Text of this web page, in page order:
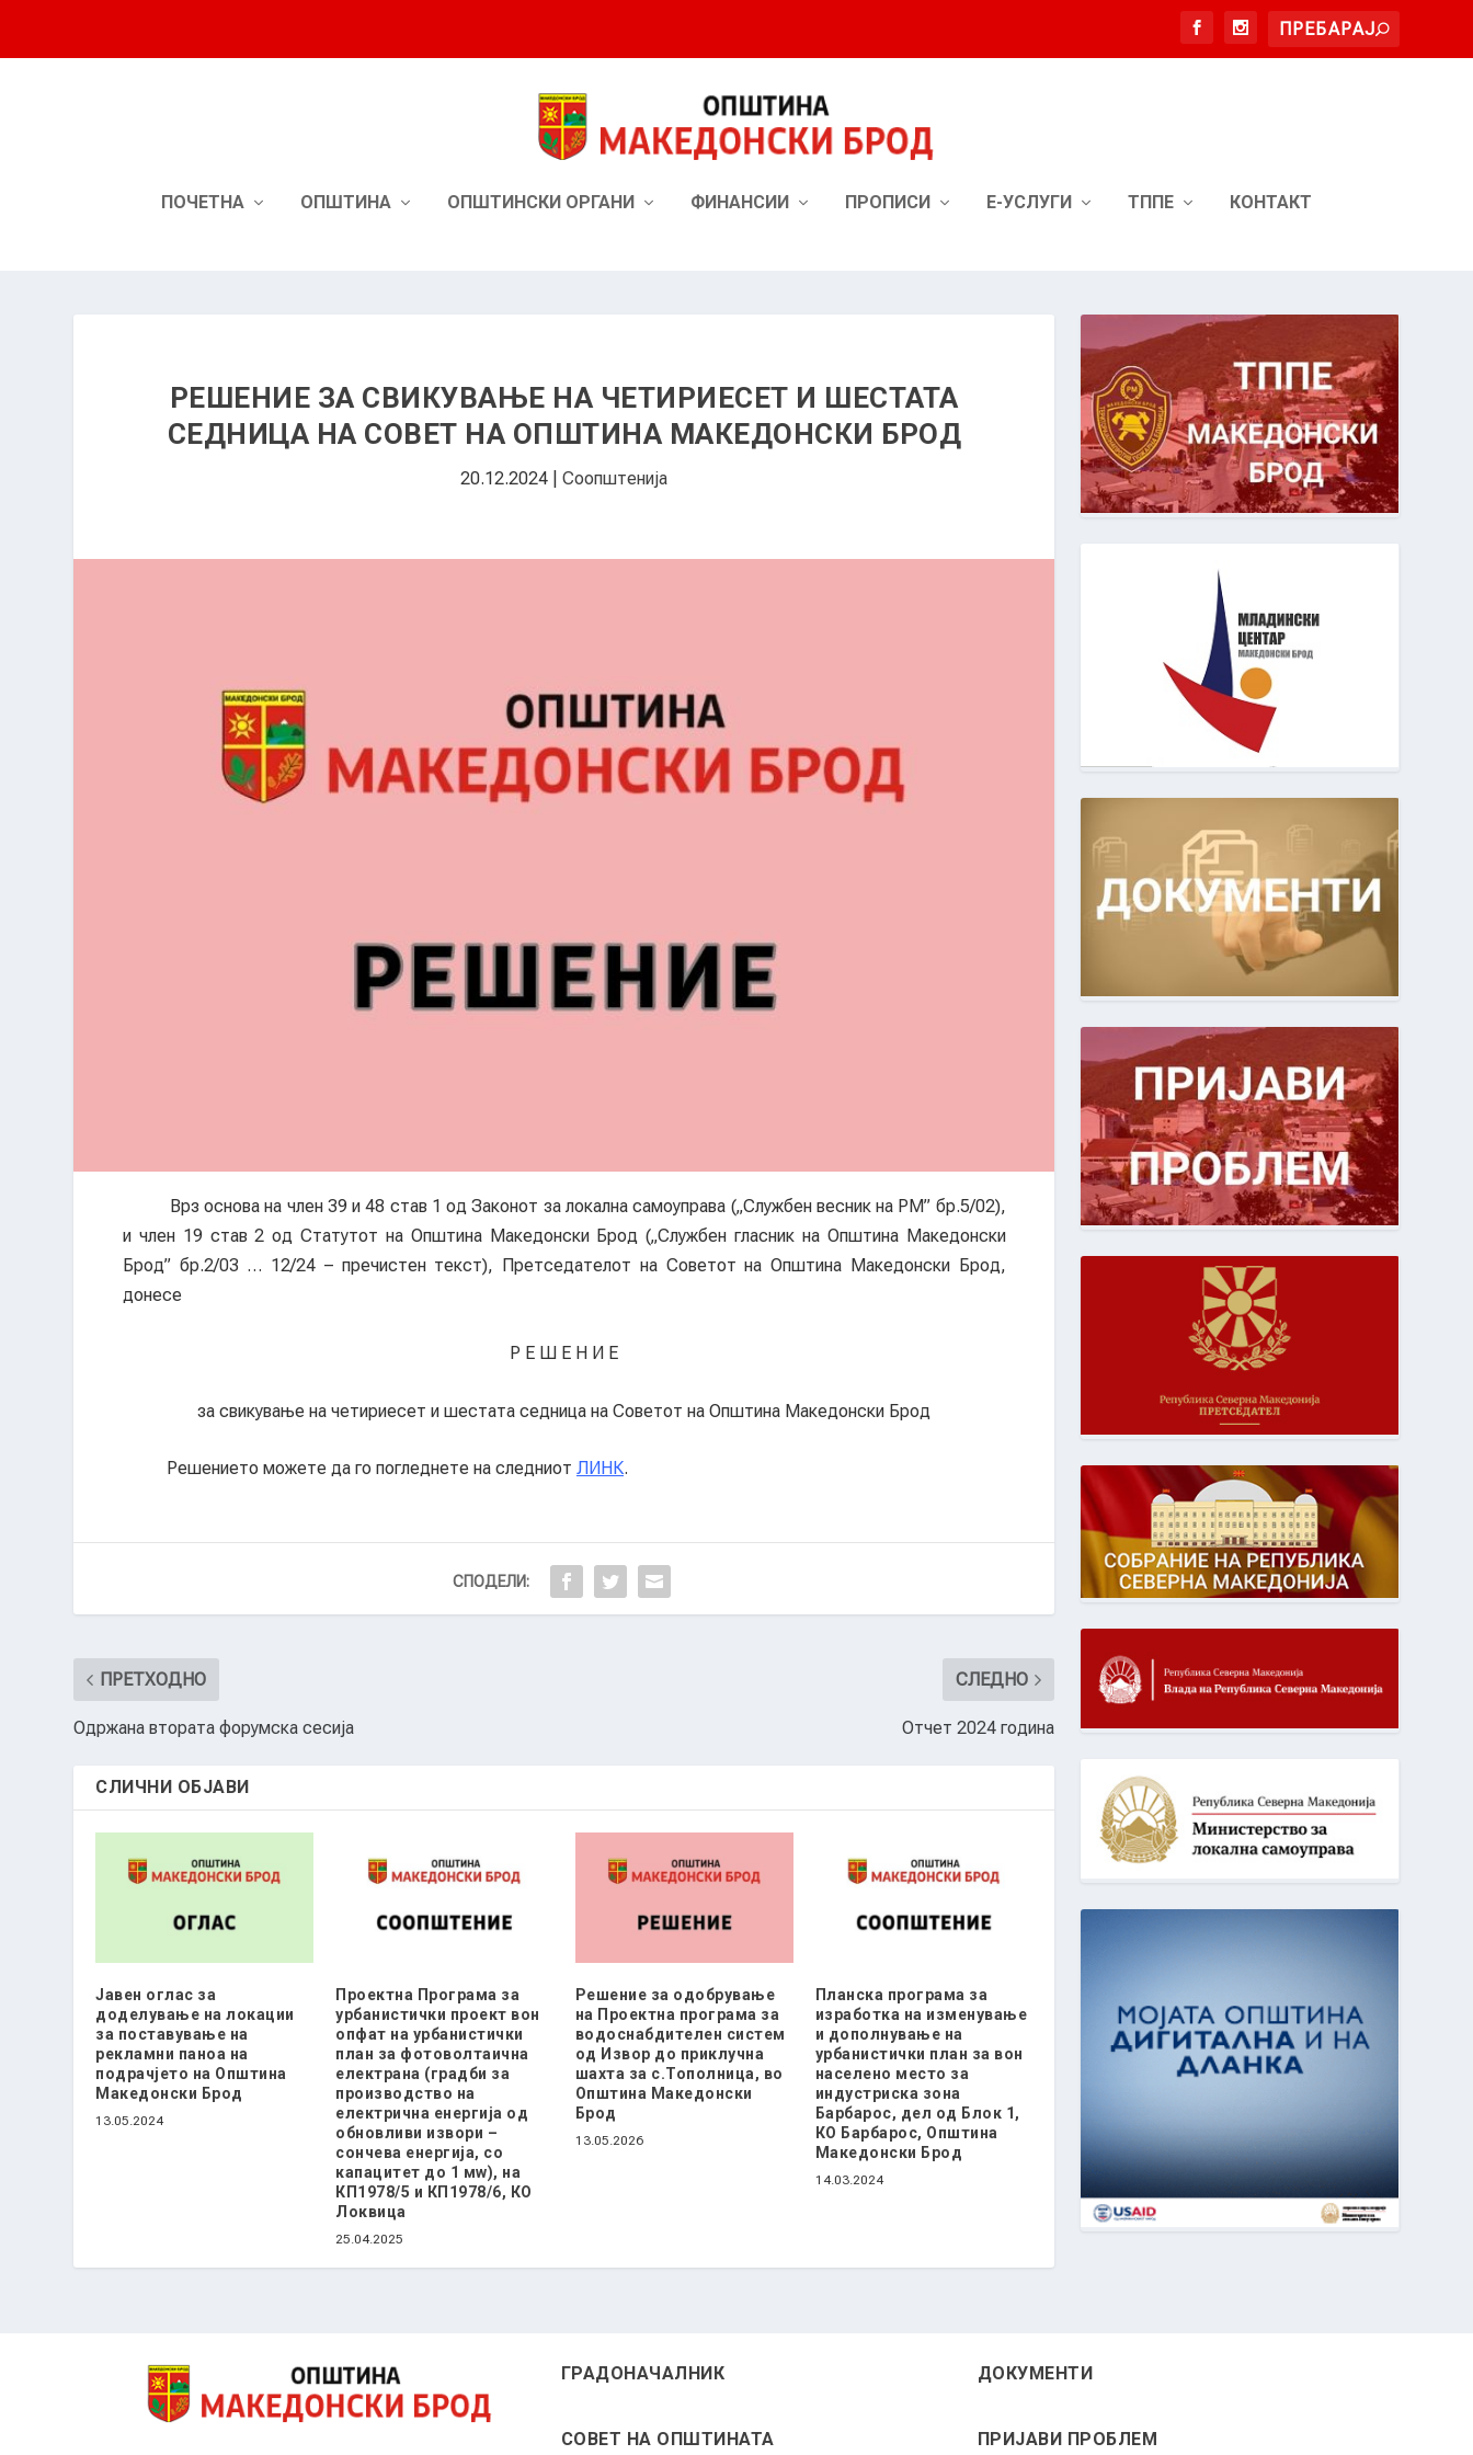
ПОЧЕТНА ОПШТИНА ОПШТИНСКИ ОРГАНИ ФИНАНСИИ ПРОПИСИ Е-УСЛУГИ ТППЕ КОНТАКТ
РЕШЕНИЕ ЗА СВИКУВАЊЕ НА ЧЕТИРИЕСЕТ И ШЕСТАТА
СЕДНИЦА НА СОВЕТ НА ОПШТИНА МАКЕДОНСКИ БРОД
20.12.2024 |Соопштенија
Врз основа на член 39 и 48 став 1 од Законот за локална самоуправа („Службен весник на РМ” бр.5/02),
и член 19 став 2 од Статутот на Општина Македонски Брод („Службен гласник на Општина Македонски
Брод” бр.2/03 … 12/24 – пречистен текст), Претседателот на Советот на Општина Македонски Брод,
донесе
Р Е Ш Е Н И Е
за свикување на четириесет и шестата седница на Советот на Општина Македонски Брод
Решението можете да го погледнете на следниот ЛИНК.
СПОДЕЛИ:
ПРЕТХОДНО
Одржана втората форумска сесија
СЛЕДНО
Отчет 2024 година
СЛИЧНИ ОБЈАВИ
Јавен оглас за
доделување на локации
за поставување на
рекламни паноа на
подрачјето на Општина
Македонски Брод
13.05.2024
Проектна Програма за
урбанистички проект вон
опфат на урбанистички
план за фотоволтаична
електрана (градби за
производство на
електрична енергија од
обновливи извори –
сончева енергија, со
капацитет до 1 мw), на
КП1978/5 и КП1978/6, КО
Локвица
25.04.2025
Решение за одобрување
на Проектна програма за
водоснабдителен систем
од Извор до приклучна
шахта за с.Тополница, во
Општина Македонски
Брод
13.05.2026
Планска програма за
изработка на изменување
и дополнување на
урбанистички план за вон
населено место за
индустриска зона
Барбарос, дел од Блок 1,
КО Барбарос, Општина
Македонски Брод
14.03.2024
ГРАДОНАЧАЛНИК
СОВЕТ НА ОПШТИНАТА
ДОКУМЕНТИ
ПРИЈАВИ ПРОБЛЕМ